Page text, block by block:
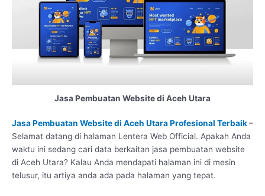
Jasa Pembuatan Website di Aceh Utara
Jasa Pembuatan Website di Aceh Utara Profesional Terbaik–
Selamat datang di halaman Lentera Web Official. Apakah Anda
waktu ini sedang cari data berkaitan jasa pembuatan website
di Aceh Utara? Kalau Anda mendapati halaman ini di mesin
telusur, itu artiya anda ada pada halaman yang tepat.